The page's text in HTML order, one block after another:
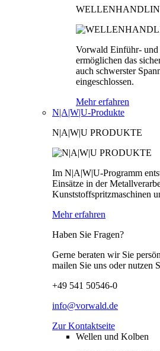
Vorwald Einführ-
ermöglichen das
auch schwerster
eingeschlossen.
Mehr erfahren
N|A|W|U-Produkte
N|A|W|U PRODUKTE
Im N|A|W|U-Programm
Einsätze in der
Kunststoffspritzmaschinen
Mehr erfahren
Haben Sie Fragen?
Gerne beraten wir Sie
mailen Sie uns oder nutzen
+49 541 50546-0
info@vorwald.de
Zur Kontaktseite
Wellen und Kolben